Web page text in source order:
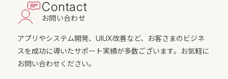
Contact
お問い合わせ
アプリやシステム開発、UIUX改善など、お客さまのビジネ
スを成功に導いたサポート実績が多数ございます。お気軽に
お問い合わせください。